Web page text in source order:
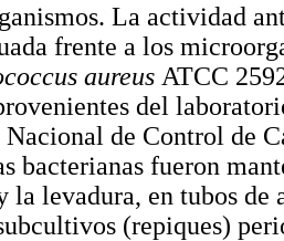
La actividad
frente a los
aureus ATCC
del
de Control de
bacterianas fueron
levadura, en tubos de
(repiques)